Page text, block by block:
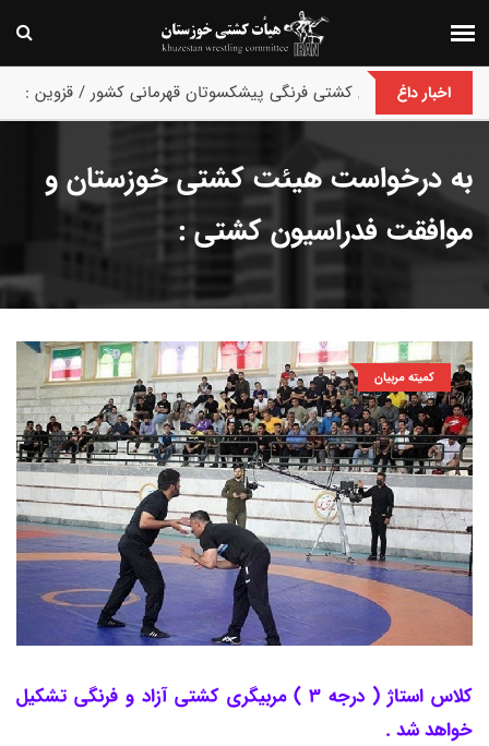
اخبار داغ
پایان رقابت های کشتی فرنگی پیشکسوتان قهرمانی کشور / قزوین :
به درخواست هیئت کشتی خوزستان و
موافقت فدراسیون کشتی :
کمیته مربیان
کلاس استاژ ( درجه 3 ) مربیگری کشتی آزاد و فرنگی تشکیل
خواهد شد .